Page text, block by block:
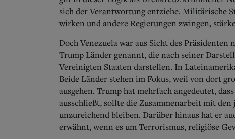
sich der Verantwortung entziehe. Militärische
wirken und andere Regierungen zwingen,
Doch Venezuela war aus Sicht des
Trump Länder genannt, die nach seiner
Vereinigten Staaten darstellen. In
Beide Länder stehen im Fokus, weil von dort
ausgehen. Trump hat mehrfach angedeutet,
ausschließt, sollte die Zusammenarbeit mit
unzureichend bleiben. Darüber hinaus hat er
erwähnt, wenn es um Terrorismus, religiöse